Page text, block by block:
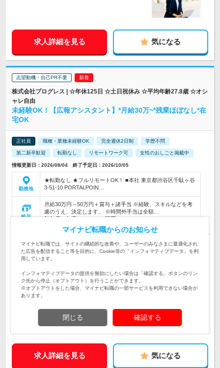
求人詳細を見る 気になる
志望動機・自己PR不要
株式会社プログレス | ☆年休125日 ☆土日祝休み ☆平均年齢27.8歳 ☆オシ
ャレ自由
未経験OK！【広報アシスタント】*月給30万~*残業ほぼなし*在
宅OK
正社員 職種・業種未経験OK 完全週休2日制 学歴不問
第二新卒歓迎 転勤なし リモートワーク可 女性のおしごと掲載中
情報更新日：2026/08/04 終了予定日：2026/10/05
勤務地
★転勤なし ★フルリモートOK！ ■本社 東京都渋谷区千駄ヶ谷
3-51-10 PORTALPOIN…
給与
月給30万円～50万円＋賞与＋諸手当 ※経験、スキルなどを考
慮のうえ、決定します。 ※時間外手当は全額…
初年度の年収：350～700万円
仕事内容
【まずは先輩のアシスタントからスタート♪】SNSの運用や、
ミーティングのサポート業務などをお任せ！ ＊最大1年の研修
で安心＊広報経験は必要ナシ！
対象と
なる方
歴・社会人経験…ぜんぶ不問です！「SNSが好き」「写真や動
画が好き」そんなアナタへ！
企業データ
設立：2017年10月／本社所在地：東京都
求人詳細を見る 気になる
マイナビ転職からのお知らせ
マイナビ転職では、サイトの継続的な改善や、ユーザーのみなさまに最適化され
た広告を配信すること等を目的に、Cookie等の「インフォマティブデータ」を利
用しています。
インフォマティブデータの提供を無効にしたい場合は「確認する」ボタンのリン
ク先から停止（オプトアウト）を行うことができます。
※オプトアウトをした場合、マイナビ転職の一部サービスを利用できない場合が
あります。
閉じる 確認する